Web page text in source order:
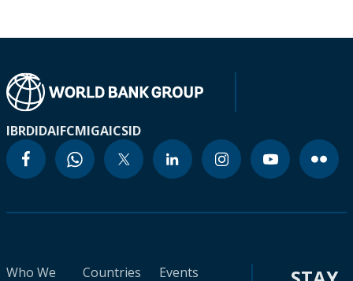
IBRDIDAIFCMIGAICSID
Who We
Countries
Events